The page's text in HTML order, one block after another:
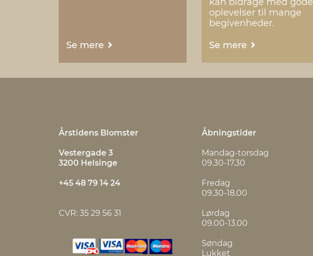
Se mere
oplevelser til mange
begivenheder.
Se mere
Årstidens Blomster
Vestergade 3
3200 Helsinge
+45 48 79 14 24
CVR: 35 29 56 31
Åbningstider
Mandag-torsdag
09.30-17.30
Fredag
09.30-18.00
Lørdag
09.00-13.00
Søndag
Lukket